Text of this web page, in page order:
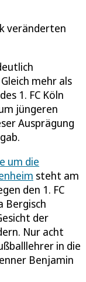
veränderten
mehr als
1. FC Köln
jüngeren
Ausprägung
um die
steht am
den 1. FC
Bergisch
der
Nur acht
in die
Benjamin